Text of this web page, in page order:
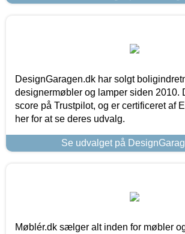
DesignGaragen.dk har solgt
designermøbler og lamper siden 2010.
score på Trustpilot, og er certificeret af
her for at se deres udvalg.
Se udvalget på
Møblér.dk sælger alt inden for møbler